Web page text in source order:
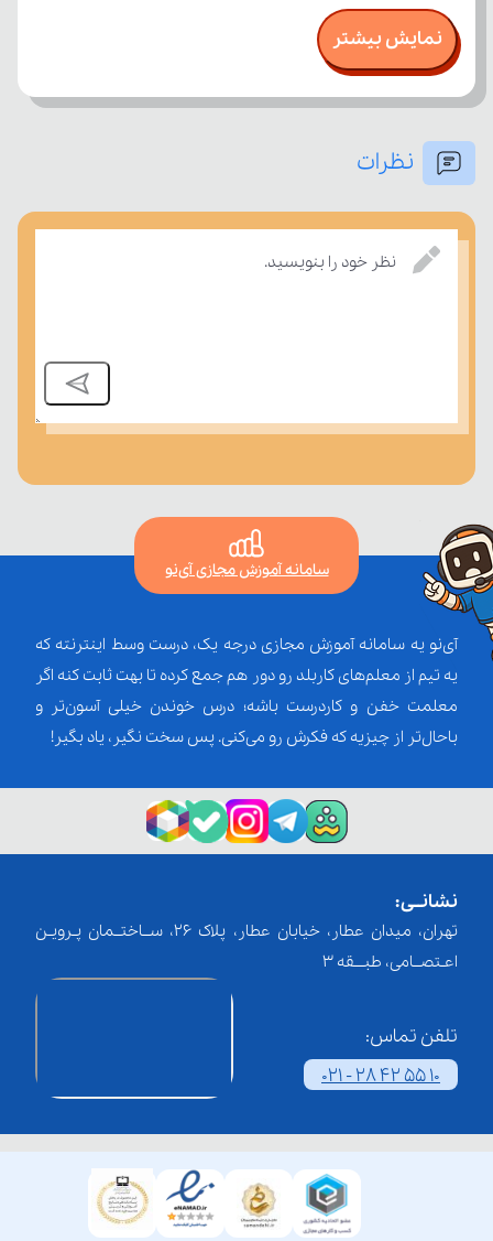
امتحان، میزان تسلط خود را بر مفاهیم درسی بسنجند.
نمایش بیشتر
نظرات
نظر خود را بنویسید.
سامانه آموزش مجازی آی‌نو
آی‌نو یه سامانه آموزش مجازی درجه یک، درست وسط اینترنته که
یه تیم از معلم‌‌های کاربلد رو دور هم جمع کرده تا بهت ثابت کنه اگر
معلمت خفن و کاردرست باشه؛ درس خوندن خیلی آسون‌تر و
باحال‌تر از چیزیه که فکرش رو می‌کنی. پس سخت نگیر، یاد بگیر!
نشانــی:
تهران، میدان عطار، خیابان عطار، پلاک 26، ســاختــمان پـرویـن
اعـتصــامی، طبـــقه 3
تلفن تماس:
021 - 28 42 55 10